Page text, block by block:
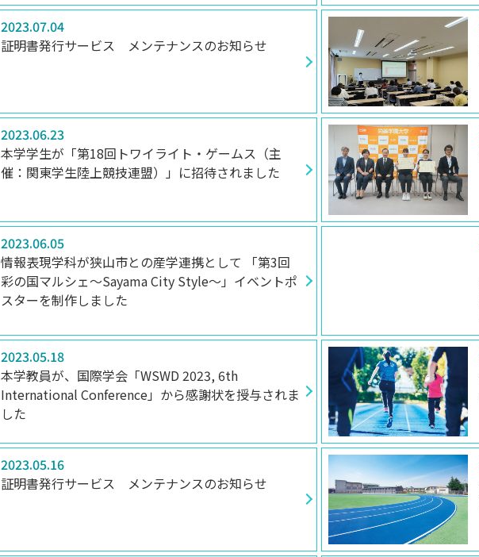
2023.07.04
証明書発行サービス メンテナンスのお知らせ
2023.06.23
本学学生が「第18回トワイライト・ゲームス（主
催：関東学生陸上競技連盟）」に招待されました
2023.06.05
情報表現学科が狭山市との産学連携として 「第3回
彩の国マルシェ～Sayama City Style～」イベントポ
スターを制作しました
2023.05.18
本学教員が、国際学会「WSWD 2023, 6th
International Conference」から感謝状を授与されま
した
2023.05.16
証明書発行サービス メンテナンスのお知らせ